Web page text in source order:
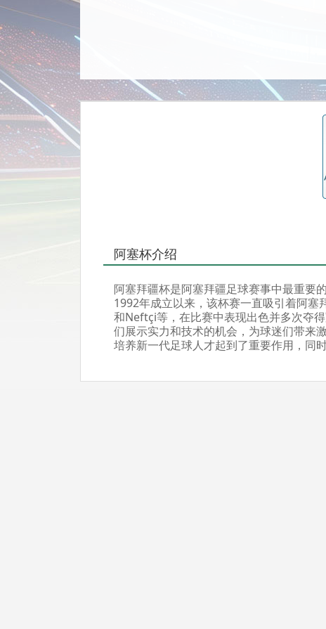
阿塞杯介绍
阿塞拜疆杯是阿塞拜疆足球赛事中最重要
1992年成立以来，该杯赛一直吸引着阿
和Neftçi等，在比赛中表现出色并多次夺
们展示实力和技术的机会，为球迷们带来
培养新一代足球人才起到了重要作用，同